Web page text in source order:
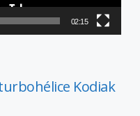
02:15
Kodiak